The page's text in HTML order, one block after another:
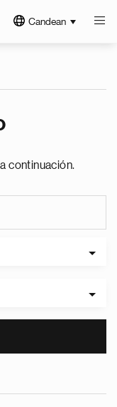
Candean
continuación.